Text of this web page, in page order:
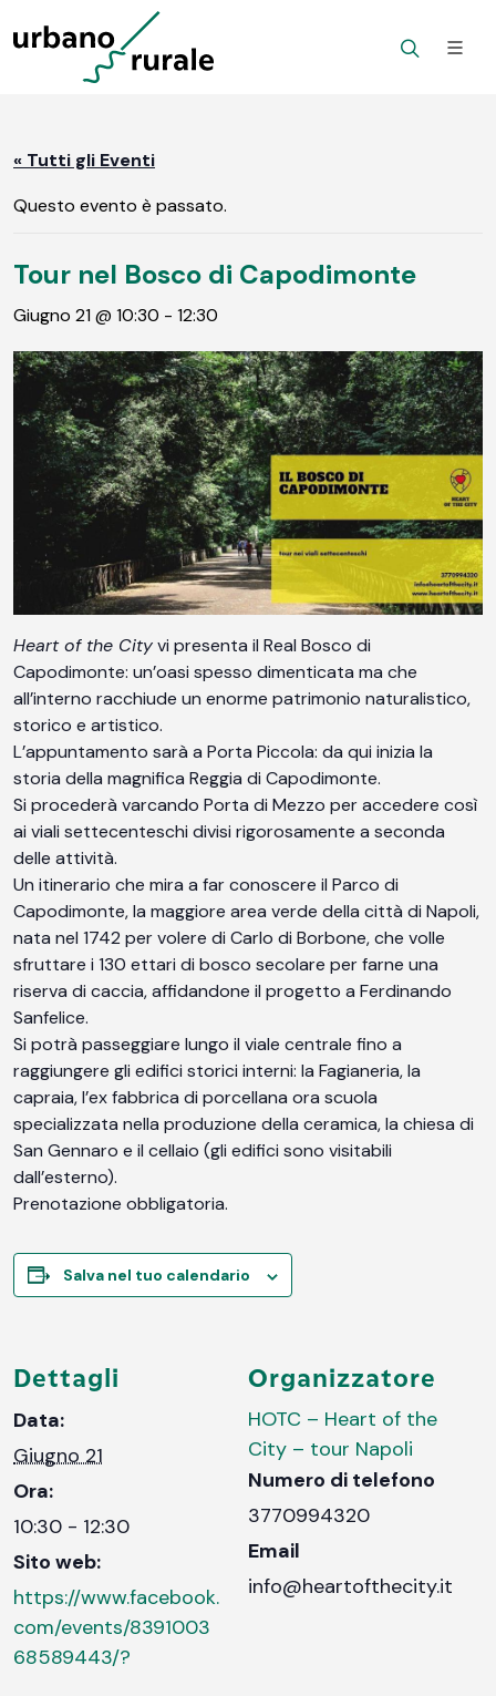
« Tutti gli Eventi
Questo evento è passato.
Tour nel Bosco di Capodimonte
Giugno 21 @ 10:30 - 12:30
Heart of the Cityvi presenta il Real Bosco di
Capodimonte: un’oasi spesso dimenticata ma che
all’interno racchiude un enorme patrimonio naturalistico,
storico e artistico.
L’appuntamento sarà a Porta Piccola: da qui inizia la
storia della magnifica Reggia di Capodimonte.
Si procederà varcando Porta di Mezzo per accedere così
ai viali settecenteschi divisi rigorosamente a seconda
delle attività.
Un itinerario che mira a far conoscere il Parco di
Capodimonte, la maggiore area verde della città di Napoli,
nata nel 1742 per volere di Carlo di Borbone, che volle
sfruttare i 130 ettari di bosco secolare per farne una
riserva di caccia, affidandone il progetto a Ferdinando
Sanfelice.
Si potrà passeggiare lungo il viale centrale fino a
raggiungere gli edifici storici interni: la Fagianeria, la
capraia, l’ex fabbrica di porcellana ora scuola
specializzata nella produzione della ceramica, la chiesa di
San Gennaro e il cellaio (gli edifici sono visitabili
dall’esterno).
Prenotazione obbligatoria.
Salva nel tuo calendario
Dettagli
Data:
Giugno 21
Ora:
10:30 - 12:30
Sito web:
https://www.facebook.
com/events/8391003
68589443/?
Organizzatore
HOTC – Heart of the
City – tour Napoli
Numero di telefono
3770994320
Email
info@heartofthecity.it